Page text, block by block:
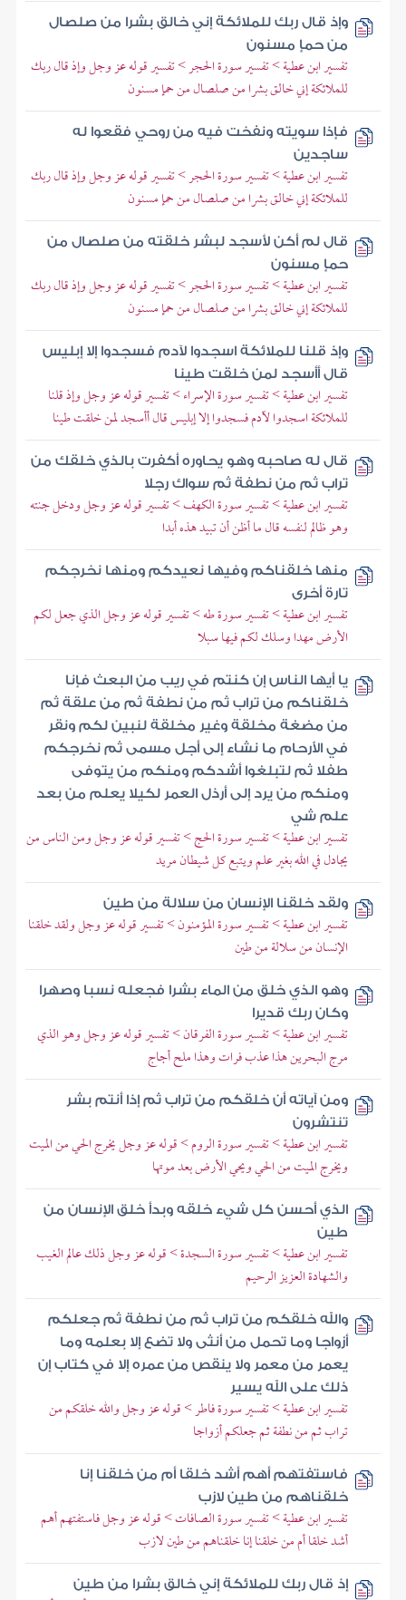
وإذ قال ربك للملائكة إني خالق بشرا من صلصال
من حمإ مسنون
تفسير ابن عطية > تفسير سورة الحجر > تفسير قوله عز وجل وإذ قال ربك
للملائكة إني خالق بشرا من صلصال من حمإ مسنون
فإذا سويته ونفخت فيه من روحي فقعوا له
ساجدين
تفسير ابن عطية > تفسير سورة الحجر > تفسير قوله عز وجل وإذ قال ربك
للملائكة إني خالق بشرا من صلصال من حمإ مسنون
قال لم أكن لأسجد لبشر خلقته من صلصال من
حمإ مسنون
تفسير ابن عطية > تفسير سورة الحجر > تفسير قوله عز وجل وإذ قال ربك
للملائكة إني خالق بشرا من صلصال من حمإ مسنون
وإذ قلنا للملائكة اسجدوا لآدم فسجدوا إلا إبليس
قال أأسجد لمن خلقت طينا
تفسير ابن عطية > تفسير سورة الإسراء > تفسير قوله عز وجل وإذ قلنا
للملائكة اسجدوا لآدم فسجدوا إلا إبليس قال أأسجد لمن خلقت طينا
قال له صاحبه وهو يحاوره أكفرت بالذي خلقك من
تراب ثم من نطفة ثم سواك رجلا
تفسير ابن عطية > تفسير سورة الكهف > تفسير قوله عز وجل ودخل جنته
وهو ظالم لنفسه قال ما أظن أن تبيد هذه أبدا
منها خلقناكم وفيها نعيدكم ومنها نخرجكم
تارة أخرى
تفسير ابن عطية > تفسير سورة طه > تفسير قوله عز وجل الذي جعل لكم
الأرض مهدا وسلك لكم فيها سبلا
يا أيها الناس إن كنتم في ريب من البعث فإنا
خلقناكم من تراب ثم من نطفة ثم من علقة ثم
من مضغة مخلقة وغير مخلقة لنبين لكم ونقر
في الأرحام ما نشاء إلى أجل مسمى ثم نخرجكم
طفلا ثم لتبلغوا أشدكم ومنكم من يتوفى
ومنكم من يرد إلى أرذل العمر لكيلا يعلم من بعد
علم شي
تفسير ابن عطية > تفسير سورة الحج > تفسير قوله عز وجل ومن الناس من
يجادل في الله بغير علم ويتبع كل شيطان مريد
ولقد خلقنا الإنسان من سلالة من طين
تفسير ابن عطية > تفسير سورة المؤمنون > تفسير قوله عز وجل ولقد خلقنا
الإنسان من سلالة من طين
وهو الذي خلق من الماء بشرا فجعله نسبا وصهرا
وكان ربك قديرا
تفسير ابن عطية > تفسير سورة الفرقان > تفسير قوله عز وجل وهو الذي
مرج البحرين هذا عذب فرات وهذا ملح أجاج
ومن آياته أن خلقكم من تراب ثم إذا أنتم بشر
تنتشرون
تفسير ابن عطية > تفسير سورة الروم > قوله عز وجل يخرج الحي من الميت
ويخرج الميت من الحي ويحي الأرض بعد موتها
الذي أحسن كل شيء خلقه وبدأ خلق الإنسان من
طين
تفسير ابن عطية > تفسير سورة السجدة > قوله عز وجل ذلك عالم الغيب
والشهادة العزيز الرحيم
والله خلقكم من تراب ثم من نطفة ثم جعلكم
أزواجا وما تحمل من أنثى ولا تضع إلا بعلمه وما
يعمر من معمر ولا ينقص من عمره إلا في كتاب إن
ذلك على الله يسير
تفسير ابن عطية > تفسير سورة فاطر > قوله عز وجل والله خلقكم من
تراب ثم من نطفة ثم جعلكم أزواجا
فاستفتهم أهم أشد خلقا أم من خلقنا إنا
خلقناهم من طين لازب
تفسير ابن عطية > تفسير سورة الصافات > قوله عز وجل فاستفتهم أهم
أشد خلقا أم من خلقنا إنا خلقناهم من طين لازب
إذ قال ربك للملائكة إني خالق بشرا من طين